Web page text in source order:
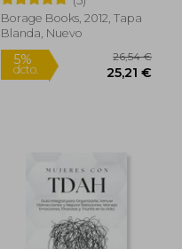
5%
dcto.
Graciela Martínez
Borage Books, 2012, Tapa
Blanda, Nuevo